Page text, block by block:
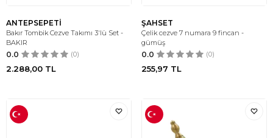
ANTEPSEPETİ
Bakır Tombik Cezve Takımı 3'lü Set -
BAKIR
0.0 (0)
2.288,00 TL
ŞAHSET
Çelik cezve 7 numara 9 fincan -
gümüş
0.0 (0)
255,97 TL